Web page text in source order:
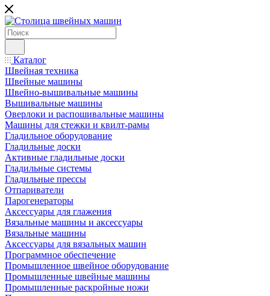
Каталог
Швейная техника
Швейные машины
Швейно-вышивальные машины
Вышивальные машины
Оверлоки и распошивальные машины
Машины для стежки и квилт-рамы
Гладильное оборудование
Гладильные доски
Активные гладильные доски
Гладильные системы
Гладильные прессы
Отпариватели
Парогенераторы
Аксессуары для глажения
Вязальные машины и аксессуары
Вязальные машины
Аксессуары для вязальных машин
Программное обеспечение
Промышленное швейное оборудование
Промышленные швейные машины
Промышленные раскройные ножи